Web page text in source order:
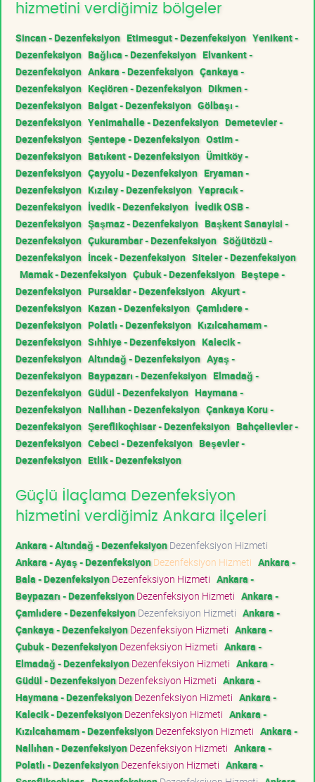
hizmetini verdiğimiz bölgeler
Sincan - Dezenfeksiyon Etimesgut - Dezenfeksiyon Yenikent -
Dezenfeksiyon Bağlıca - Dezenfeksiyon Elvankent -
Dezenfeksiyon Ankara - Dezenfeksiyon Çankaya -
Dezenfeksiyon Keçiören - Dezenfeksiyon Dikmen -
Dezenfeksiyon Balgat - Dezenfeksiyon Gölbaşı -
Dezenfeksiyon Yenimahalle - Dezenfeksiyon Demetevler -
Dezenfeksiyon Şentepe - Dezenfeksiyon Ostim -
Dezenfeksiyon Batıkent - Dezenfeksiyon Ümitköy -
Dezenfeksiyon Çayyolu - Dezenfeksiyon Eryaman -
Dezenfeksiyon Kızılay - Dezenfeksiyon Yapracık -
Dezenfeksiyon İvedik - Dezenfeksiyon İvedik OSB -
Dezenfeksiyon Şaşmaz - Dezenfeksiyon Başkent Sanayisi -
Dezenfeksiyon Çukurambar - Dezenfeksiyon Söğütözü -
Dezenfeksiyon İncek - Dezenfeksiyon Siteler - Dezenfeksiyon
Mamak - Dezenfeksiyon Çubuk - Dezenfeksiyon Beştepe -
Dezenfeksiyon Pursaklar - Dezenfeksiyon Akyurt -
Dezenfeksiyon Kazan - Dezenfeksiyon Çamlıdere -
Dezenfeksiyon Polatlı - Dezenfeksiyon Kızılcahamam -
Dezenfeksiyon Sıhhiye - Dezenfeksiyon Kalecik -
Dezenfeksiyon Altındağ - Dezenfeksiyon Ayaş -
Dezenfeksiyon Baypazarı - Dezenfeksiyon Elmadağ -
Dezenfeksiyon Güdül - Dezenfeksiyon Haymana -
Dezenfeksiyon Nallıhan - Dezenfeksiyon Çankaya Koru -
Dezenfeksiyon Şereflikoçhisar - Dezenfeksiyon Bahçelievler -
Dezenfeksiyon Cebeci - Dezenfeksiyon Beşevler -
Dezenfeksiyon Etlik - Dezenfeksiyon
Güçlü İlaçlama Dezenfeksiyon
hizmetini verdiğimiz Ankara ilçeleri
Ankara - Altındağ - DezenfeksiyonDezenfeksiyon Hizmeti
Ankara - Ayaş - DezenfeksiyonDezenfeksiyon Hizmeti Ankara -
Bala - DezenfeksiyonDezenfeksiyon Hizmeti Ankara -
Beypazarı - DezenfeksiyonDezenfeksiyon Hizmeti Ankara -
Çamlıdere - DezenfeksiyonDezenfeksiyon Hizmeti Ankara -
Çankaya - DezenfeksiyonDezenfeksiyon Hizmeti Ankara -
Çubuk - DezenfeksiyonDezenfeksiyon Hizmeti Ankara -
Elmadağ - DezenfeksiyonDezenfeksiyon Hizmeti Ankara -
Güdül - DezenfeksiyonDezenfeksiyon Hizmeti Ankara -
Haymana - DezenfeksiyonDezenfeksiyon Hizmeti Ankara -
Kalecik - DezenfeksiyonDezenfeksiyon Hizmeti Ankara -
Kızılcahamam - DezenfeksiyonDezenfeksiyon Hizmeti Ankara -
Nallıhan - DezenfeksiyonDezenfeksiyon Hizmeti Ankara -
Polatlı - DezenfeksiyonDezenfeksiyon Hizmeti Ankara -